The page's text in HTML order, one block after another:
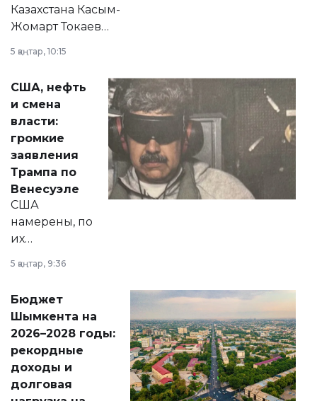
Казахстана Касым-
Жомарт Токаев
сразу несколько
актуальных тем —
от слухов о
политических
реформах до
вопросов армии,
экономики и
личного здоровья.
5 қаңтар, 10:15
США, нефть
и смена
власти:
громкие
заявления
Трампа по
Венесуэле
США
намерены, по
их
принести
народу
Венесуэлы.
5 қаңтар, 9:36
Бюджет
Шымкента на
2026–2028 годы:
рекордные
доходы и
долговая